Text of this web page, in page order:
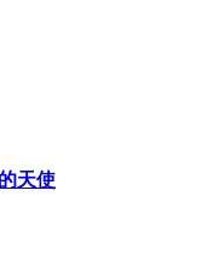
天使